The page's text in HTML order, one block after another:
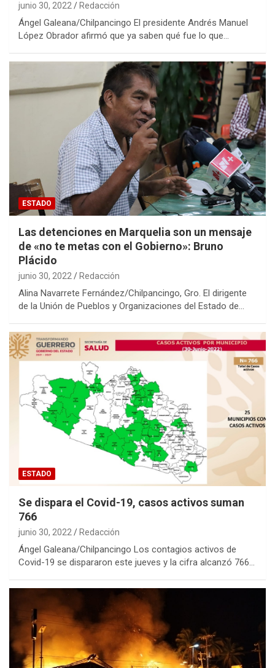
junio 30, 2022 Redacción
Ángel Galeana/Chilpancingo El presidente Andrés Manuel
López Obrador afirmó que ya saben qué fue lo que…
ESTADO
Las detenciones en Marquelia son un mensaje
de «no te metas con el Gobierno»: Bruno
Plácido
junio 30, 2022 Redacción
Alina Navarrete Fernández/Chilpancingo, Gro. El dirigente
de la Unión de Pueblos y Organizaciones del Estado de…
ESTADO
Se dispara el Covid-19, casos activos suman
766
junio 30, 2022 Redacción
Ángel Galeana/Chilpancingo Los contagios activos de
Covid-19 se dispararon este jueves y la cifra alcanzó 766…